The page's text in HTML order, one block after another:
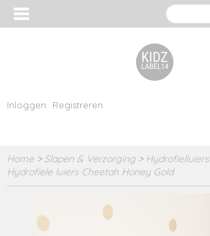
Inloggen Registreren
Home > Slapen & Verzorging > Hydrofielluiers
Hydrofiele luiers Cheetah Honey Gold